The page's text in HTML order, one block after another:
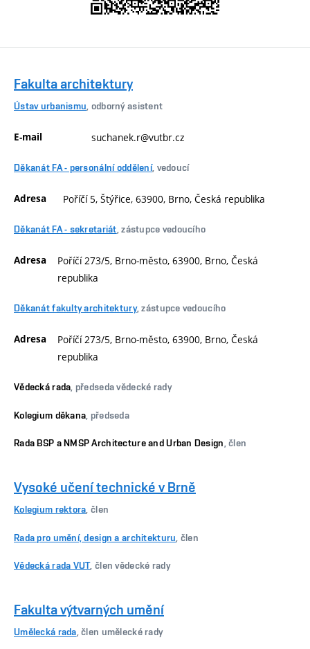
Fakulta architektury
Ústav urbanismu, odborný asistent
E-mail suchanek.r@vutbr.cz
Děkanát FA - personální oddělení, vedoucí
Adresa Poříčí 5, Štýřice, 63900, Brno, Česká republika
Děkanát FA - sekretariát, zástupce vedoucího
Adresa
Poříčí 273/5, Brno-město, 63900, Brno, Česká
republika
Děkanát fakulty architektury, zástupce vedoucího
Adresa
Poříčí 273/5, Brno-město, 63900, Brno, Česká
republika
Vědecká rada, předseda vědecké rady
Kolegium děkana , předseda
Rada BSP a NMSP Architecture and Urban Design, člen
Vysoké učení technické v Brně
Kolegium rektora, člen
Rada pro umění, design a architekturu , člen
Vědecká rada VUT, člen vědecké rady
Fakulta výtvarných umění
Umělecká rada , člen umělecké rady